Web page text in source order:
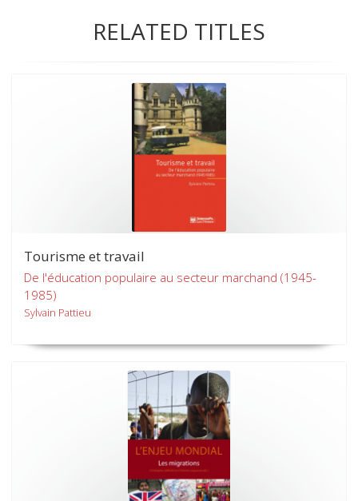
RELATED TITLES
Tourisme et travail
De l'éducation populaire au secteur marchand (1945-
1985)
Sylvain Pattieu